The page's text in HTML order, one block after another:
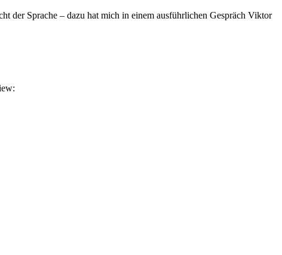
der Sprache – dazu hat mich in einem ausführlichen Gespräch Viktor